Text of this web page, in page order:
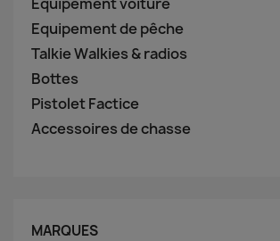
Equipement de pêche
Talkie Walkies & radios
Bottes
Pistolet Factice
Accessoires de chasse
MARQUES